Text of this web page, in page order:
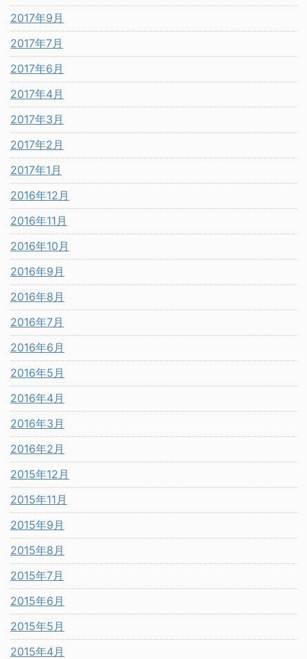
2017年9月
2017年7月
2017年6月
2017年4月
2017年3月
2017年2月
2017年1月
2016年12月
2016年11月
2016年10月
2016年9月
2016年8月
2016年7月
2016年6月
2016年5月
2016年4月
2016年3月
2016年2月
2015年12月
2015年11月
2015年9月
2015年8月
2015年7月
2015年6月
2015年5月
2015年4月